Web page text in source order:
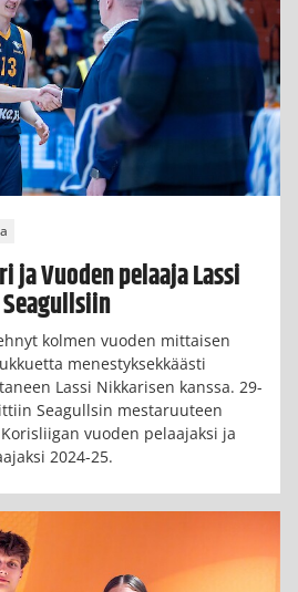
Vuoden pelaaja Lassi
kolmen vuoden mittaisen
menestyksekkäästi
Lassi Nikkarisen kanssa. 29-
Seagullsin mestaruuteen
vuoden pelaajaksi ja
2024-25.